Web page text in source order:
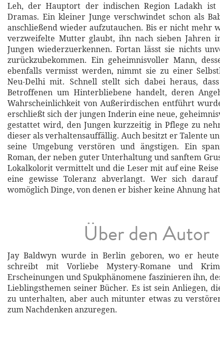
Leh, der Hauptort der indischen Region Ladakh ist
Dramas. Ein kleiner Junge verschwindet schon als
anschließend wieder aufzutauchen. Bis er nicht mehr
verzweifelte Mutter glaubt, ihn nach sieben Jahren
Jungen wiederzuerkennen. Fortan lässt sie nichts
zurückzubekommen. Ein geheimnisvoller Mann,
ebenfalls vermisst werden, nimmt sie zu einer
Neu-Delhi mit. Schnell stellt sich dabei heraus,
Betroffenen um Hinterbliebene handelt, deren
Wahrscheinlichkeit von Außerirdischen entführt
erschließt sich der jungen Inderin eine neue,
gestattet wird, den Jungen kurzzeitig in Pflege zu
dieser als verhaltensauffällig. Auch besitzt er Talente
seine Umgebung verstören und ängstigen. Ein
Roman, der neben guter Unterhaltung und sanftem
Lokalkolorit vermittelt und die Leser mit auf eine
eine gewisse Toleranz abverlangt. Wer sich
womöglich Dinge, von denen er bisher keine Ahnung
Über den Autor
Jay Baldwyn wurde in Berlin geboren, wo er
schreibt mit Vorliebe Mystery-Romane und
Erscheinungen und Spukphänomene faszinieren ihn,
Lieblingsthemen seiner Bücher. Es ist sein Anliegen,
zu unterhalten, aber auch mitunter etwas zu
zum Nachdenken anzuregen.